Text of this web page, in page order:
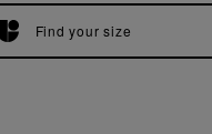
Find your size